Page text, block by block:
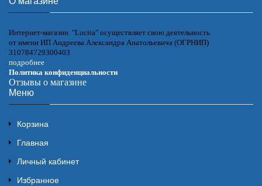
Интернет-магазин "Lucita" осуществляет свою деятельность
от имени ИП Андреева Александра Анатольевича (ОГРНИП)
310784729300403
подробнее
Политика конфиденциальности
Отзывы о магазине
Меню
Корзина
Главная
Личный кабинет
Избранное